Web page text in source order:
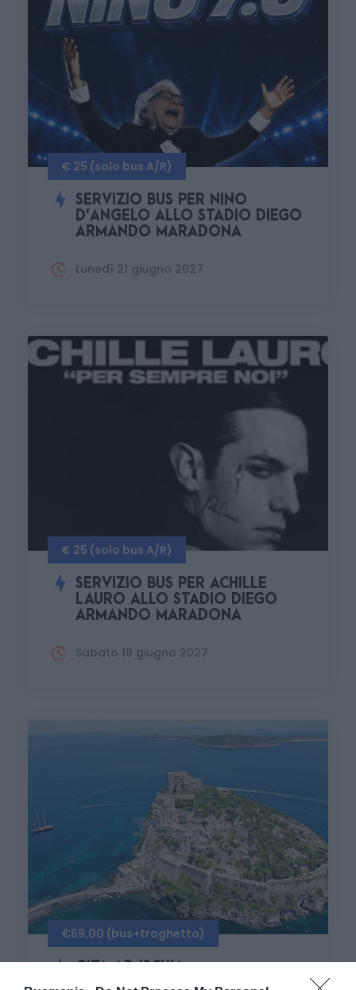
€ 25 (solo bus A/R)
SERVIZIO BUS PER NINO
D’ANGELO ALLO STADIO DIEGO
ARMANDO MARADONA
Lunedì 21 giugno 2027
€ 25 (solo bus A/R)
SERVIZIO BUS PER ACHILLE
LAURO ALLO STADIO DIEGO
ARMANDO MARADONA
Sabato 19 giugno 2027
€69,00 (bus+traghetto)
GITA AD ISCHIA